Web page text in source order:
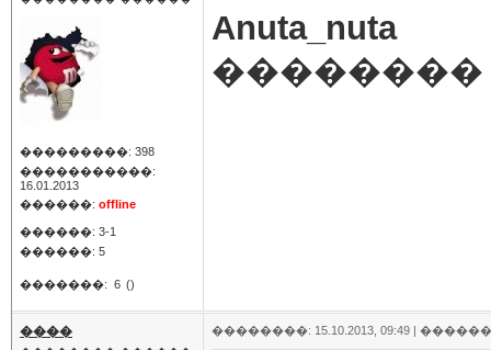
���������: 398
�����������:
16.01.2013
������: offline
������: 3-1
������: 5
�������: 6 ()
Anuta_nuta
��������
���� ��������: 15.10.2013, 09:49 |